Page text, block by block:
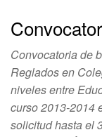
Convocatoria de
Reglados en
niveles entre
curso 2013-2014
solicitud hasta el